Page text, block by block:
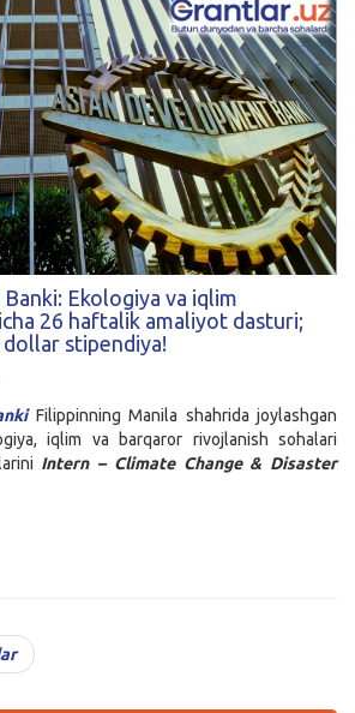
Ekologiya va iqlim
26 haftalik amaliyot dasturi;
stipendiya!
Filippinning Manila shahrida joylashgan
iqlim va barqaror rivojlanish sohalari
Intern – Climate Change & Disaster